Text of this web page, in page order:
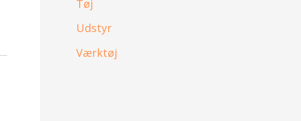
Tøj
Udstyr
Værktøj